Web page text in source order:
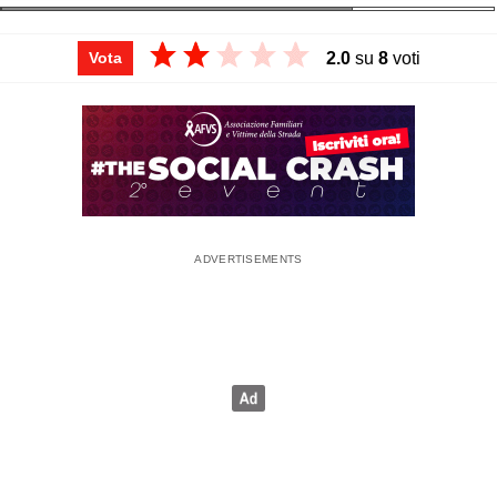
dell'autonomia, dichiara la Casa, lo si ha grazie al sistema di
Un accordo tra Enel X e Audi, poi, dà diritto ai possessori
dell'Audi e-tron di 3.300 kW gratuiti, che in base a quanto
dichiarato sarebbero sufficienti a percorrere circa 14.000 km.
tra i tanti dispositivi, sono interessanti le telecamere che
Vota 2.0 su 8 voti